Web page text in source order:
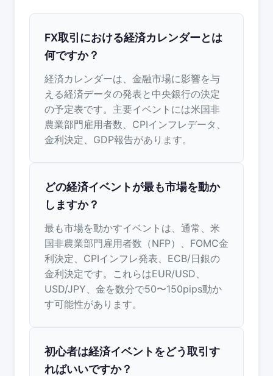
FX取引における経済カレンダーとは
何ですか？
経済カレンダーは、金融市場に影響を与
える経済データの発表と中央銀行の決定
の予定表です。主要イベントには米国非
農業部門雇用者数、CPIインフレデータ、
金利決定、GDP報告があります。
どの経済イベントが最も市場を動か
しますか？
最も市場を動かすイベントは、通常、米
国非農業部門雇用者数（NFP）、FOMC金
利決定、CPIインフレ発表、ECB/日銀の
金利決定です。これらはEUR/USD、
USD/JPY、金を数分で50〜150pips動か
す可能性があります。
初心者は経済イベントをどう取引す
ればいいですか？